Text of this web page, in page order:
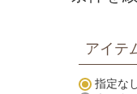
アイテ
指定な